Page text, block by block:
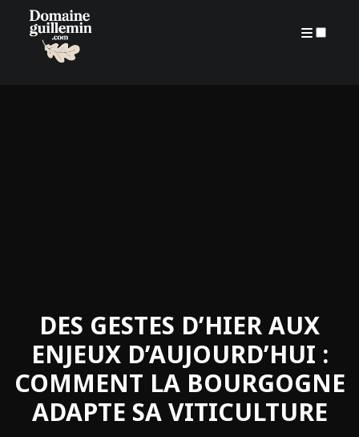
DES GESTES D’HIER AUX
ENJEUX D’AUJOURD’HUI :
COMMENT LA BOURGOGNE
ADAPTE SA VITICULTURE